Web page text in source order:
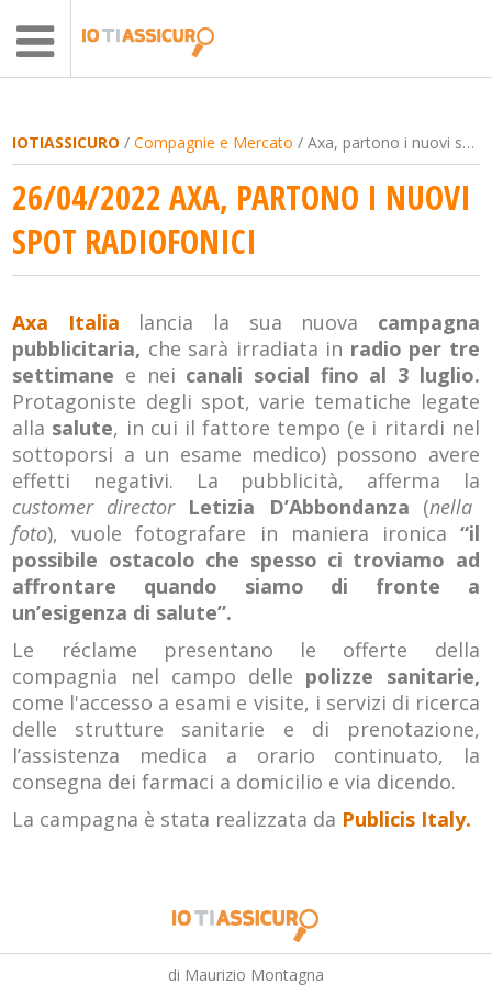
IOTIASSICURO /Compagnie e Mercato / Axa, partono i nuovi spot radiofonici
26/04/2022 AXA, PARTONO I NUOVI
SPOT RADIOFONICI
Axa Italia lancia la sua nuova campagna
pubblicitaria, che sarà irradiata in radio per tre
settimane e nei canali social fino al 3 luglio.
Protagoniste degli spot, varie tematiche legate
alla salute, in cui il fattore tempo (e i ritardi nel
sottoporsi a un esame medico) possono avere
effetti negativi. La pubblicità, afferma la
customer director Letizia D’Abbondanza (nella
foto), vuole fotografare in maniera ironica “il
possibile ostacolo che spesso ci troviamo ad
affrontare quando siamo di fronte a
un’esigenza di salute”.
Le réclame presentano le offerte della
compagnia nel campo delle polizze sanitarie,
come l'accesso a esami e visite, i servizi di ricerca
delle strutture sanitarie e di prenotazione,
l’assistenza medica a orario continuato, la
consegna dei farmaci a domicilio e via dicendo.
La campagna è stata realizzata da Publicis Italy.
di Maurizio Montagna